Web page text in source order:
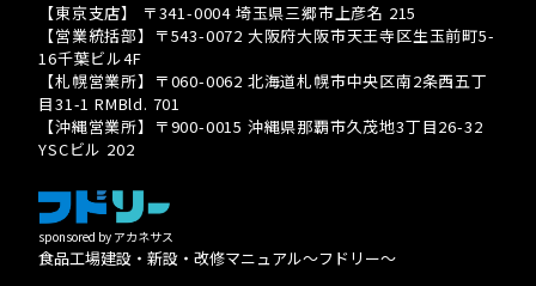
【東京支店】 〒341-0004 埼玉県三郷市上彦名 215
【営業統括部】〒543-0072 大阪府大阪市天王寺区生玉前町5-
16千葉ビル4F
【札幌営業所】〒060-0062 北海道札幌市中央区南2条西五丁
目31-1 RMBld. 701
【沖縄営業所】〒900-0015 沖縄県那覇市久茂地3丁目26-32
YSCビル 202
sponsored by アカネサス
食品工場建設・新設・改修マニュアル〜フドリー〜